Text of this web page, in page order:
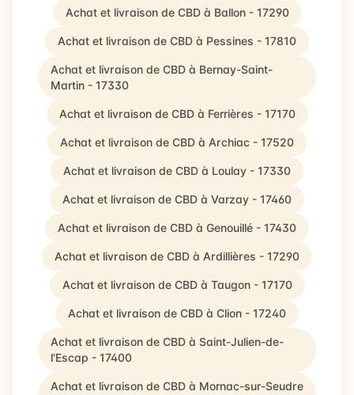
Achat et livraison de CBD à Ballon - 17290
Achat et livraison de CBD à Pessines - 17810
Achat et livraison de CBD à Bernay-Saint-
Martin - 17330
Achat et livraison de CBD à Ferrières - 17170
Achat et livraison de CBD à Archiac - 17520
Achat et livraison de CBD à Loulay - 17330
Achat et livraison de CBD à Varzay - 17460
Achat et livraison de CBD à Genouillé - 17430
Achat et livraison de CBD à Ardillières - 17290
Achat et livraison de CBD à Taugon - 17170
Achat et livraison de CBD à Clion - 17240
Achat et livraison de CBD à Saint-Julien-de-
l'Escap - 17400
Achat et livraison de CBD à Mornac-sur-Seudre